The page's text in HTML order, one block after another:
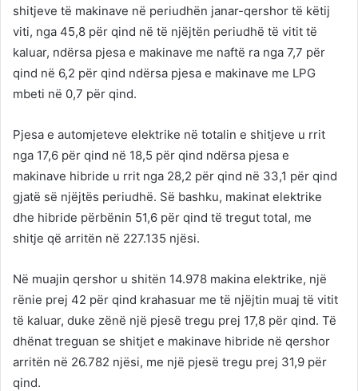
shitjeve të makinave në periudhën janar-qershor të këtij
viti, nga 45,8 për qind në të njëjtën periudhë të vitit të
kaluar, ndërsa pjesa e makinave me naftë ra nga 7,7 për
qind në 6,2 për qind ndërsa pjesa e makinave me LPG
mbeti në 0,7 për qind.
Pjesa e automjeteve elektrike në totalin e shitjeve u rrit
nga 17,6 për qind në 18,5 për qind ndërsa pjesa e
makinave hibride u rrit nga 28,2 për qind në 33,1 për qind
gjatë së njëjtës periudhë. Së bashku, makinat elektrike
dhe hibride përbënin 51,6 për qind të tregut total, me
shitje që arritën në 227.135 njësi.
Në muajin qershor u shitën 14.978 makina elektrike, një
rënie prej 42 për qind krahasuar me të njëjtin muaj të vitit
të kaluar, duke zënë një pjesë tregu prej 17,8 për qind. Të
dhënat treguan se shitjet e makinave hibride në qershor
arritën në 26.782 njësi, me një pjesë tregu prej 31,9 për
qind.